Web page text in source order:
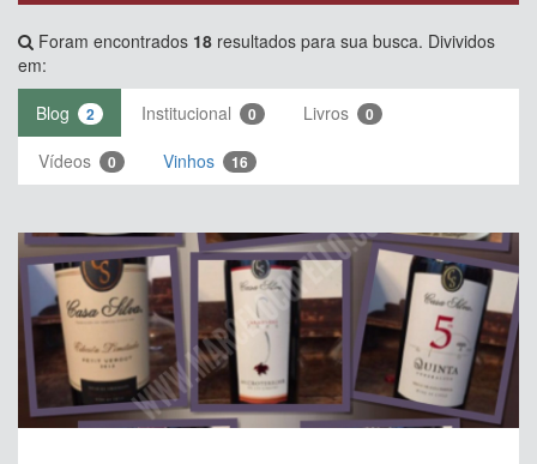
Foram encontrados 18 resultados para sua busca. Divividos
em:
Blog
2 Institucional 0 Livros 0
Vídeos 0 Vinhos 16